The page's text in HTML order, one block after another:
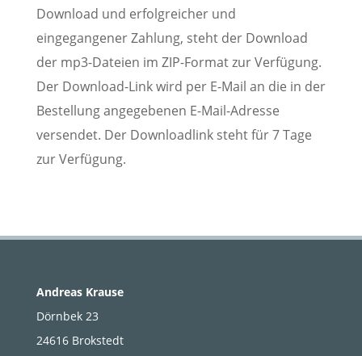
Download und erfolgreicher und
eingegangener Zahlung, steht der Download
der mp3-Dateien im ZIP-Format zur Verfügung.
Der Download-Link wird per E-Mail an die in der
Bestellung angegebenen E-Mail-Adresse
versendet. Der Downloadlink steht für 7 Tage
zur Verfügung.
Andreas Krause
Dörnbek 23
24616 Brokstedt